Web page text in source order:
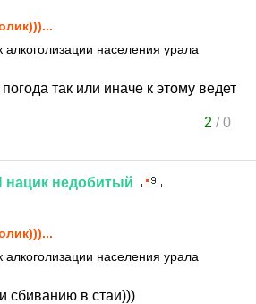
алкоголизации населения урала
так или иначе к этому ведет
2 /0
нацик недобитый
алкоголизации населения урала
сбиванию в стаи)))